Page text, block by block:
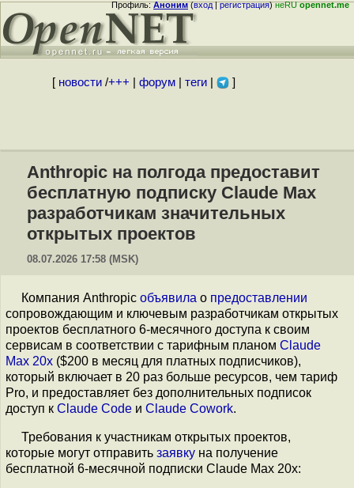
Профиль:Аноним(вход|регистрация)неRUopennet.me
[ новости/+++ форум| теги| ]
Anthropic на полгода предоставит
бесплатную подписку Claude Max
разработчикам значительных
открытых проектов
08.07.2026 17:58 (MSK)
Компания Anthropic объявила о предоставлении
сопровождающим и ключевым разработчикам открытых
проектов бесплатного 6-месячного доступа к своим
сервисам в соответствии с тарифным планом Claude
Max 20x ($200 в месяц для платных подписчиков),
который включает в 20 раз больше ресурсов, чем тариф
Pro, и предоставляет без дополнительных подписок
доступ к Claude Code и Claude Cowork.
Требования к участникам открытых проектов,
которые могут отправить заявку на получение
бесплатной 6-месячной подписки Claude Max 20x: